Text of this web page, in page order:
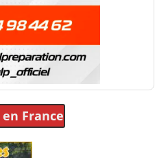
en France